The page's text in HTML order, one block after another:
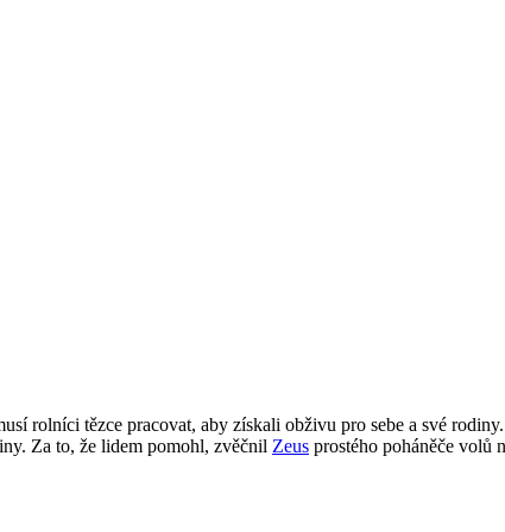
rolníci tězce pracovat, aby získali obživu pro sebe a své
Za to, že lidem pomohl, zvěčnil Zeus prostého poháněče volů